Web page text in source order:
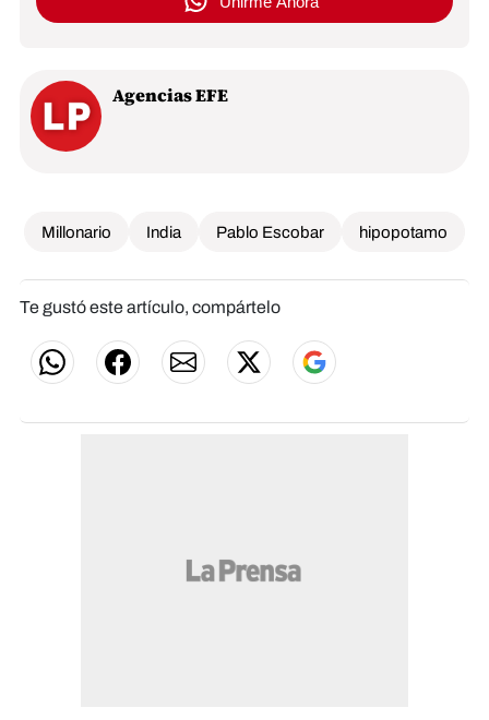
Agencias EFE
Millonario India Pablo Escobar hipopotamo
Te gustó este artículo, compártelo